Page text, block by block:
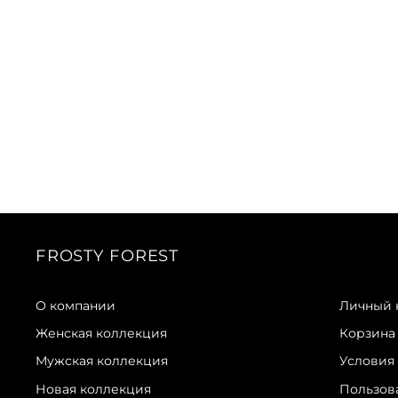
FROSTY FOREST
О компании
Женская коллекция
Мужская коллекция
Новая коллекция
Личный
Корзина